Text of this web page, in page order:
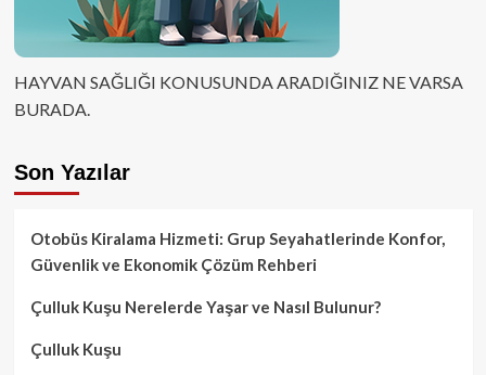
HAYVAN SAĞLIĞI KONUSUNDA ARADIĞINIZ NE VARSA
BURADA.
Son Yazılar
Otobüs Kiralama Hizmeti: Grup Seyahatlerinde Konfor,
Güvenlik ve Ekonomik Çözüm Rehberi
Çulluk Kuşu Nerelerde Yaşar ve Nasıl Bulunur?
Çulluk Kuşu